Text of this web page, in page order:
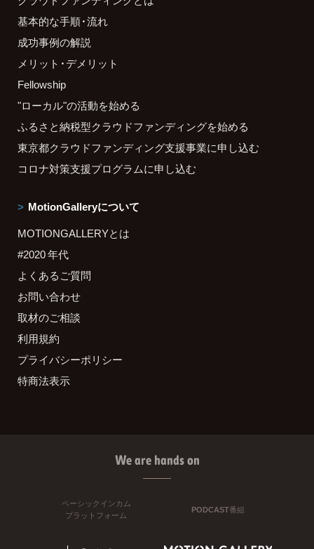
基本的な手順・流れ
成功事例の解説
メリット・デメリット
Fellowship
"ローカル"の活動を始める
ふるさと納税型クラウドファンディングを始める
東京都クラウドファンディング支援事業に申し込む
コロナ対策支援プログラムに申し込む
MotionGalleryについて
MOTIONGALLERYとは
#2020 年代
よくあるご質問
お問い合わせ
取材のご相談
利用規約
プライバシーポリシー
特商法表示
We are hands on
ベーシックインカム
プラットフォーム
PODCAST番組